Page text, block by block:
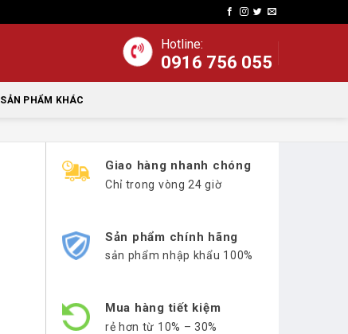
Hotline:
0916 756 055
SẢN PHẨM KHÁC
Giao hàng nhanh chóng
Chỉ trong vòng 24 giờ
Sản phẩm chính hãng
sản phẩm nhập khẩu 100%
Mua hàng tiết kiệm
rẻ hơn từ 10% – 30%